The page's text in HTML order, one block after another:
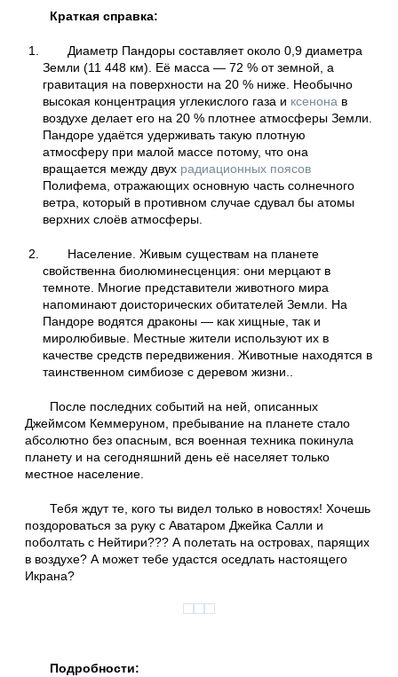
Краткая справка:
Диаметр Пандоры составляет около 0,9 диаметра
Земли (11 448 км). Её масса — 72 % от земной, а
гравитация на поверхности на 20 % ниже. Необычно
высокая концентрация углекислого газа и ксенона в
воздухе делает его на 20 % плотнее атмосферы Земли.
Пандоре удаётся удерживать такую плотную
атмосферу при малой массе потому, что она
вращается между двух радиационных поясов
Полифема, отражающих основную часть солнечного
ветра, который в противном случае сдувал бы атомы
верхних слоёв атмосферы.
Население. Живым существам на планете
свойственна биолюминесценция: они мерцают в
темноте. Многие представители животного мира
напоминают доисторических обитателей Земли. На
Пандоре водятся драконы — как хищные, так и
миролюбивые. Местные жители используют их в
качестве средств передвижения. Животные находятся в
таинственном симбиозе с деревом жизни..
После последних событий на ней, описанных
Джеймсом Кеммеруном, пребывание на планете стало
абсолютно без опасным, вся военная техника покинула
планету и на сегодняшний день её населяет только
местное население.
Тебя ждут те, кого ты видел только в новостях! Хочешь
поздороваться за руку с Аватаром Джейка Салли и
поболтать с Нейтири??? А полетать на островах, парящих
в воздухе? А может тебе удастся оседлать настоящего
Икрана?
Подробности: